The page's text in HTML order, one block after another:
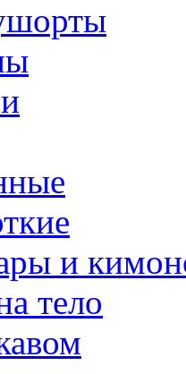
и
тело